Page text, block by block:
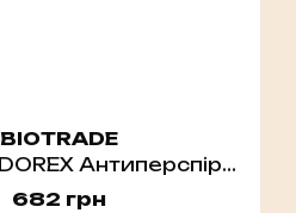
BIOTRADE
Biotrade ODOREX Антиперспірант-спрей тривалої дії "10 днів захисту" , 40ml
682 грн